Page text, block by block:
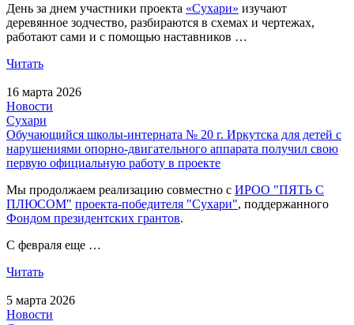
День за днем участники проекта «Сухари» изучают
деревянное зодчество, разбираются в схемах и чертежах,
работают сами и с помощью наставников …
Читать
16 марта 2026
Новости
Сухари
Обучающийся школы-интерната № 20 г. Иркутска для детей с
нарушениями опорно-двигательного аппарата получил свою
первую официальную работу в проекте
Мы продолжаем реализацию совместно с ИРОО "ПЯТЬ С
ПЛЮСОМ" проекта-победителя "Сухари", поддержанного
Фондом президентских грантов.
С февраля еще …
Читать
5 марта 2026
Новости